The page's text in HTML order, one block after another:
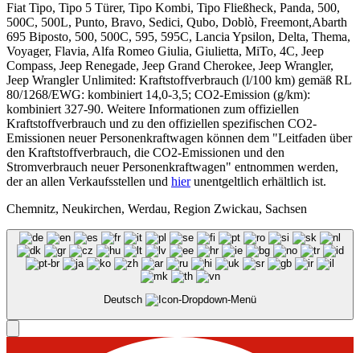
Fiat Tipo, Tipo 5 Türer, Tipo Kombi, Tipo Fließheck, Panda, 500,
500C, 500L, Punto, Bravo, Sedici, Qubo, Doblò, Freemont,Abarth
695 Biposto, 500, 500C, 595, 595C, Lancia Ypsilon, Delta, Thema,
Voyager, Flavia, Alfa Romeo Giulia, Giulietta, MiTo, 4C, Jeep
Compass, Jeep Renegade, Jeep Grand Cherokee, Jeep Wrangler,
Jeep Wrangler Unlimited: Kraftstoffverbrauch (l/100 km) gemäß RL
80/1268/EWG: kombiniert 14,0-3,5; CO2-Emission (g/km):
kombiniert 327-90. Weitere Informationen zum offiziellen
Kraftstoffverbrauch und zu den offiziellen spezifischen CO2-
Emissionen neuer Personenkraftwagen können dem "Leitfaden über
den Kraftstoffverbrauch, die CO2-Emissionen und den
Stromverbrauch neuer Personenkraftwagen" entnommen werden,
der an allen Verkaufsstellen und hierunentgeltlich erhältlich ist.
Chemnitz, Neukirchen, Werdau, Region Zwickau, Sachsen
Deutsch